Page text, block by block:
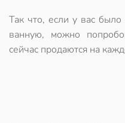
Так что, если у вас
ванную, можно
сейчас продаются на